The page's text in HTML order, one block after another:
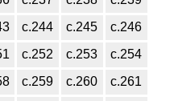
с.244 с.245
с.246
с.252 с.253
с.254
с.259 с.260
с.261